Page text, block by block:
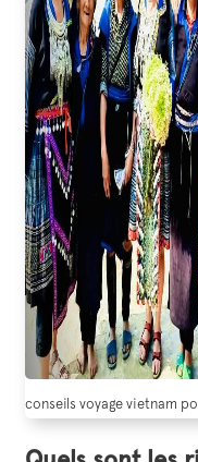
conseils voyage vietnam